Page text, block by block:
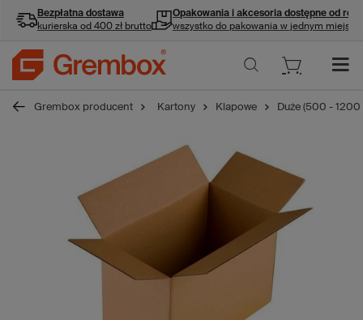
Bezpłatna dostawa
kurierska od 400 zł brutto
Opakowania i akcesoria dostępne od ręki
wszystko do pakowania w jednym miejscu
Grembox producent Kartony Klapowe Duże (500 -